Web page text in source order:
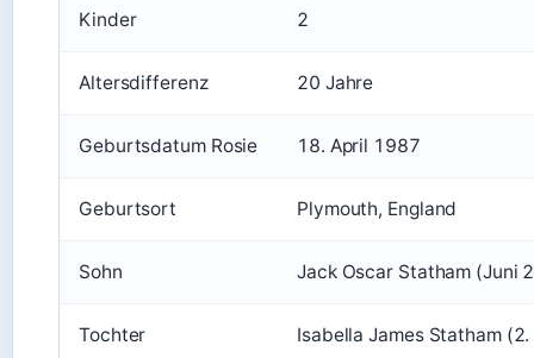
Kinder 2
Altersdifferenz 20 Jahre
Geburtsdatum Rosie 18. April 1987
Geburtsort Plymouth, England
Sohn Jack Oscar Statham (Juni
Tochter Isabella James Statham